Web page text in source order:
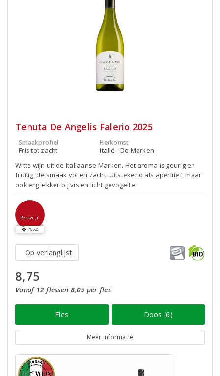
Tenuta De Angelis Falerio 2025
Smaakprofiel
Fris tot zacht
Herkomst
Italië - De Marken
Witte wijn uit de Italiaanse Marken. Het aroma is geurig en
fruitig, de smaak vol en zacht. Uitstekend als aperitief, maar
ook erg lekker bij vis en licht gevogelte.
Perswijn
2024
Op verlanglijst
8,75
Vanaf 12 flessen 8,05 per fles
Fles Doos (6)
Meer informatie